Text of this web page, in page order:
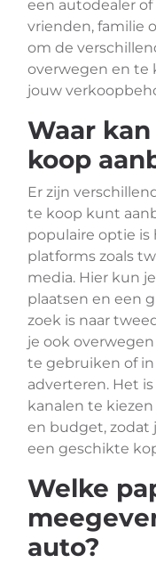
een autodealer
vrienden, familie
om de
overwegen en te
jouw
Waar
koop
Er zijn
te koop kunt
populaire optie
platforms zoals
media. Hier kun
plaatsen en een
zoek is naar
je ook
te gebruiken of in
adverteren. Het
kanalen te
en budget, zodat
een geschikte
Welke
auto?